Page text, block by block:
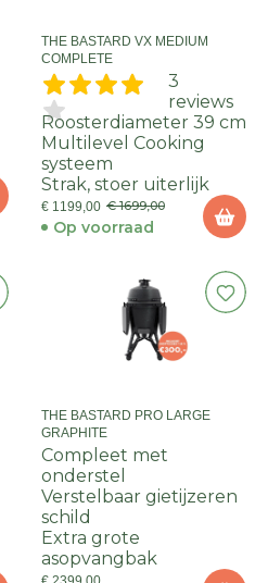
THE BASTARD VX MEDIUM
COMPLETE
3
reviews
Roosterdiameter 39 cm
Multilevel Cooking
systeem
Strak, stoer uiterlijk
€ 1199,00 € 1699,00
Op voorraad
THE BASTARD PRO LARGE
GRAPHITE
Compleet met
onderstel
Verstelbaar gietijzeren
schild
Extra grote
asopvangbak